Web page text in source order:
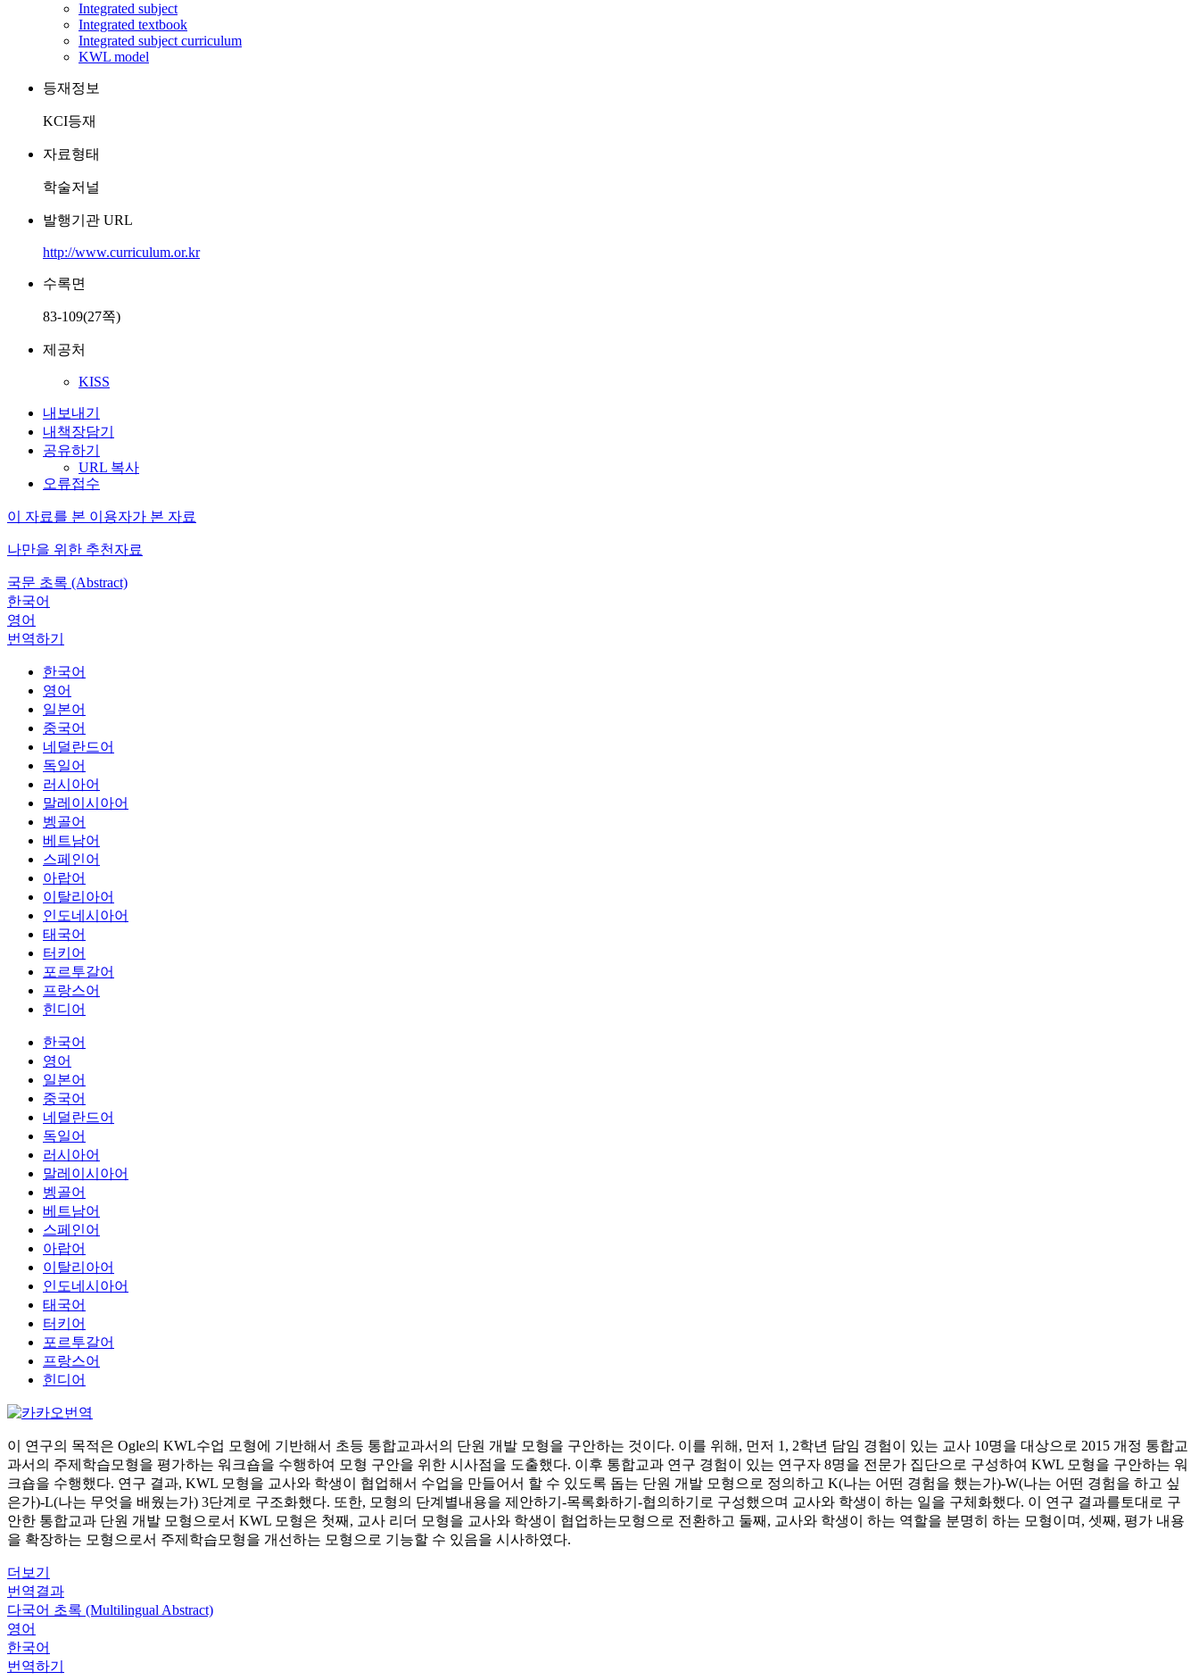
Integrated subject
Integrated textbook
Integrated subject curriculum
KWL model
등재정보
KCI등재
자료형태
학술저널
발행기관 URL
http://www.curriculum.or.kr
수록면
83-109(27쪽)
제공처
KISS
내보내기
내책장담기
공유하기
URL 복사
오류접수
이 자료를 본 이용자가 본 자료
나만을 위한 추천자료
국문 초록 (Abstract)
한국어
영어
번역하기
한국어
영어
일본어
중국어
네덜란드어
독일어
러시아어
말레이시아어
벵골어
베트남어
스페인어
아랍어
이탈리아어
인도네시아어
태국어
터키어
포르투갈어
프랑스어
힌디어
한국어
영어
일본어
중국어
네덜란드어
독일어
러시아어
말레이시아어
벵골어
베트남어
스페인어
아랍어
이탈리아어
인도네시아어
태국어
터키어
포르투갈어
프랑스어
힌디어
이 연구의 목적은 Ogle의 KWL수업 모형에 기반해서 초등 통합교과서의 단원 개발 모형을 구안하는 것이다. 이를 위해, 먼저 1, 2학년 담임 경험이 있는 교사 10명을 대상으로 2015 개정 통합교
과서의 주제학습모형을 평가하는 워크숍을 수행하여 모형 구안을 위한 시사점을 도출했다. 이후 통합교과 연구 경험이 있는 연구자 8명을 전문가 집단으로 구성하여 KWL 모형을 구안하는 워
크숍을 수행했다. 연구 결과, KWL 모형을 교사와 학생이 협업해서 수업을 만들어서 할 수 있도록 돕는 단원 개발 모형으로 정의하고 K(나는 어떤 경험을 했는가)-W(나는 어떤 경험을 하고 싶
은가)-L(나는 무엇을 배웠는가) 3단계로 구조화했다. 또한, 모형의 단계별내용을 제안하기-목록화하기-협의하기로 구성했으며 교사와 학생이 하는 일을 구체화했다. 이 연구 결과를토대로 구
안한 통합교과 단원 개발 모형으로서 KWL 모형은 첫째, 교사 리더 모형을 교사와 학생이 협업하는모형으로 전환하고 둘째, 교사와 학생이 하는 역할을 분명히 하는 모형이며, 셋째, 평가 내용
을 확장하는 모형으로서 주제학습모형을 개선하는 모형으로 기능할 수 있음을 시사하였다.
더보기
번역결과
다국어 초록 (Multilingual Abstract)
영어
한국어
번역하기